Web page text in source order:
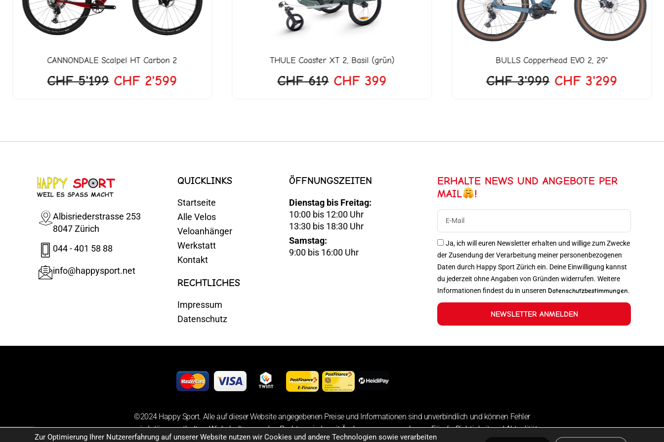
CANNONDALEScalpel HT Carbon 2
CHF5'199 CHF2'599
THULECoaster XT 2, Basil (grün)
CHF619 CHF399
BULLSCopperhead EVO 2, 29"
CHF3'999 CHF3'299
Albisriederstrasse 253
8047 Zürich
044 - 401 58 88
info@happysport.net
QUICKLINKS
Startseite
Alle Velos
Veloanhänger
Werkstatt
Kontakt
RECHTLICHES
Impressum
Datenschutz
ÖFFNUNGSZEITEN
Dienstag bis Freitag:
10:00 bis 12:00 Uhr
13:30 bis 18:30 Uhr
Samstag:
9:00 bis 16:00 Uhr
ERHALTE NEWS UND ANGEBOTE PER
MAIL
!
Ja, ich will euren Newsletter erhalten und willige zum Zwecke
der Zusendung der Verarbeitung meiner personenbezogenen
Daten durch Happy Sport Zürich ein. Deine Einwilligung kannst
du jederzeit ohne Angaben von Gründen widerrufen. Weitere
Informationen findest du in unseren Datenschutzbestimmungen.
NEWSLETTER ANMELDEN
©2024 Happy Sport. Alle auf dieser Website angegebenen Preise und Informationen sind unverbindlich und können Fehler
sowie Irrtümer enthalten. Wir behalten uns das Recht vor, jederzeit Änderungen vorzunehmen. Für die Richtigkeit und Aktualität
Zur Optimierung Ihrer Nutzererfahrung auf unserer Website nutzen wir Cookies und andere Technologien sowie verarbeiten